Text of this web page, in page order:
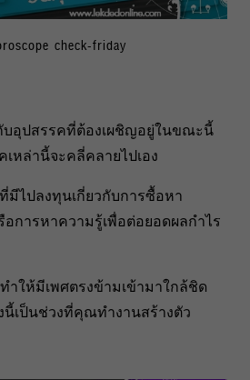
check-friday
บอุปสรรคที่ต้องเผชิญอยู่ในขณะนี้
หล่านี้จะคลี่คลายไปเอง
มีไปลงทุนเกี่ยวกับการซื้อหา
การหาความรู้เพื่อต่อยอดผลกำไร
ให้มีเพศตรงข้ามเข้ามาใกล้ชิด
นี้เป็นช่วงที่คุณทำงานสร้างตัว